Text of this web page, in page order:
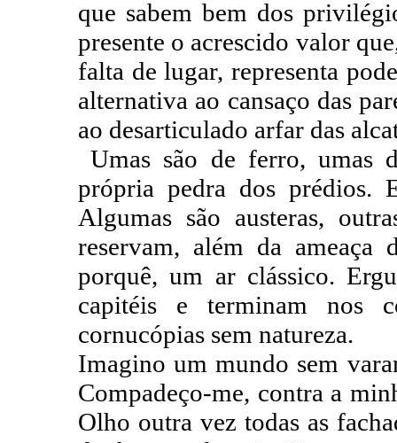
que sabem bem dos
presente o acrescido valor
falta de lugar, representa
alternativa ao cansaço das
ao desarticulado arfar das
Umas são de ferro, umas
própria pedra dos prédios.
Algumas são austeras,
reservam, além da ameaça
porquê, um ar clássico.
capitéis e terminam nos
cornucópias sem natureza.
Imagino um mundo sem
Compadeço-me, contra a
Olho outra vez todas as